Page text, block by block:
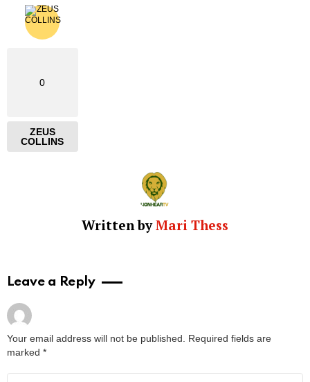
0
ZEUS
COLLINS
Written byMari Thess
Leave a Reply
Your email address will not be published.
Required fields are
marked *